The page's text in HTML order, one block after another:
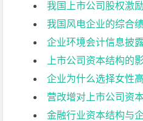
我国上市公司股权激励对
我国风电企业的综合绩效评价——
企业环境会计信息披露问
上市公司资本结构的影响因素研究
企业为什么选择女性
营改增对上市公司资本结构动态
金融行业资本结构与